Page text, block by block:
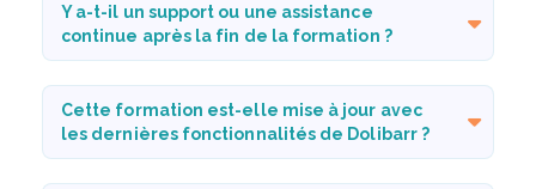
Y a-t-il un support ou une assistance
continue après la fin de la formation ?
Cette formation est-elle mise à jour avec
les dernières fonctionnalités de Dolibarr ?